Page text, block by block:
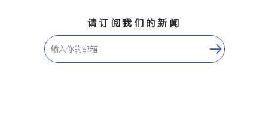
请订阅我们的新闻